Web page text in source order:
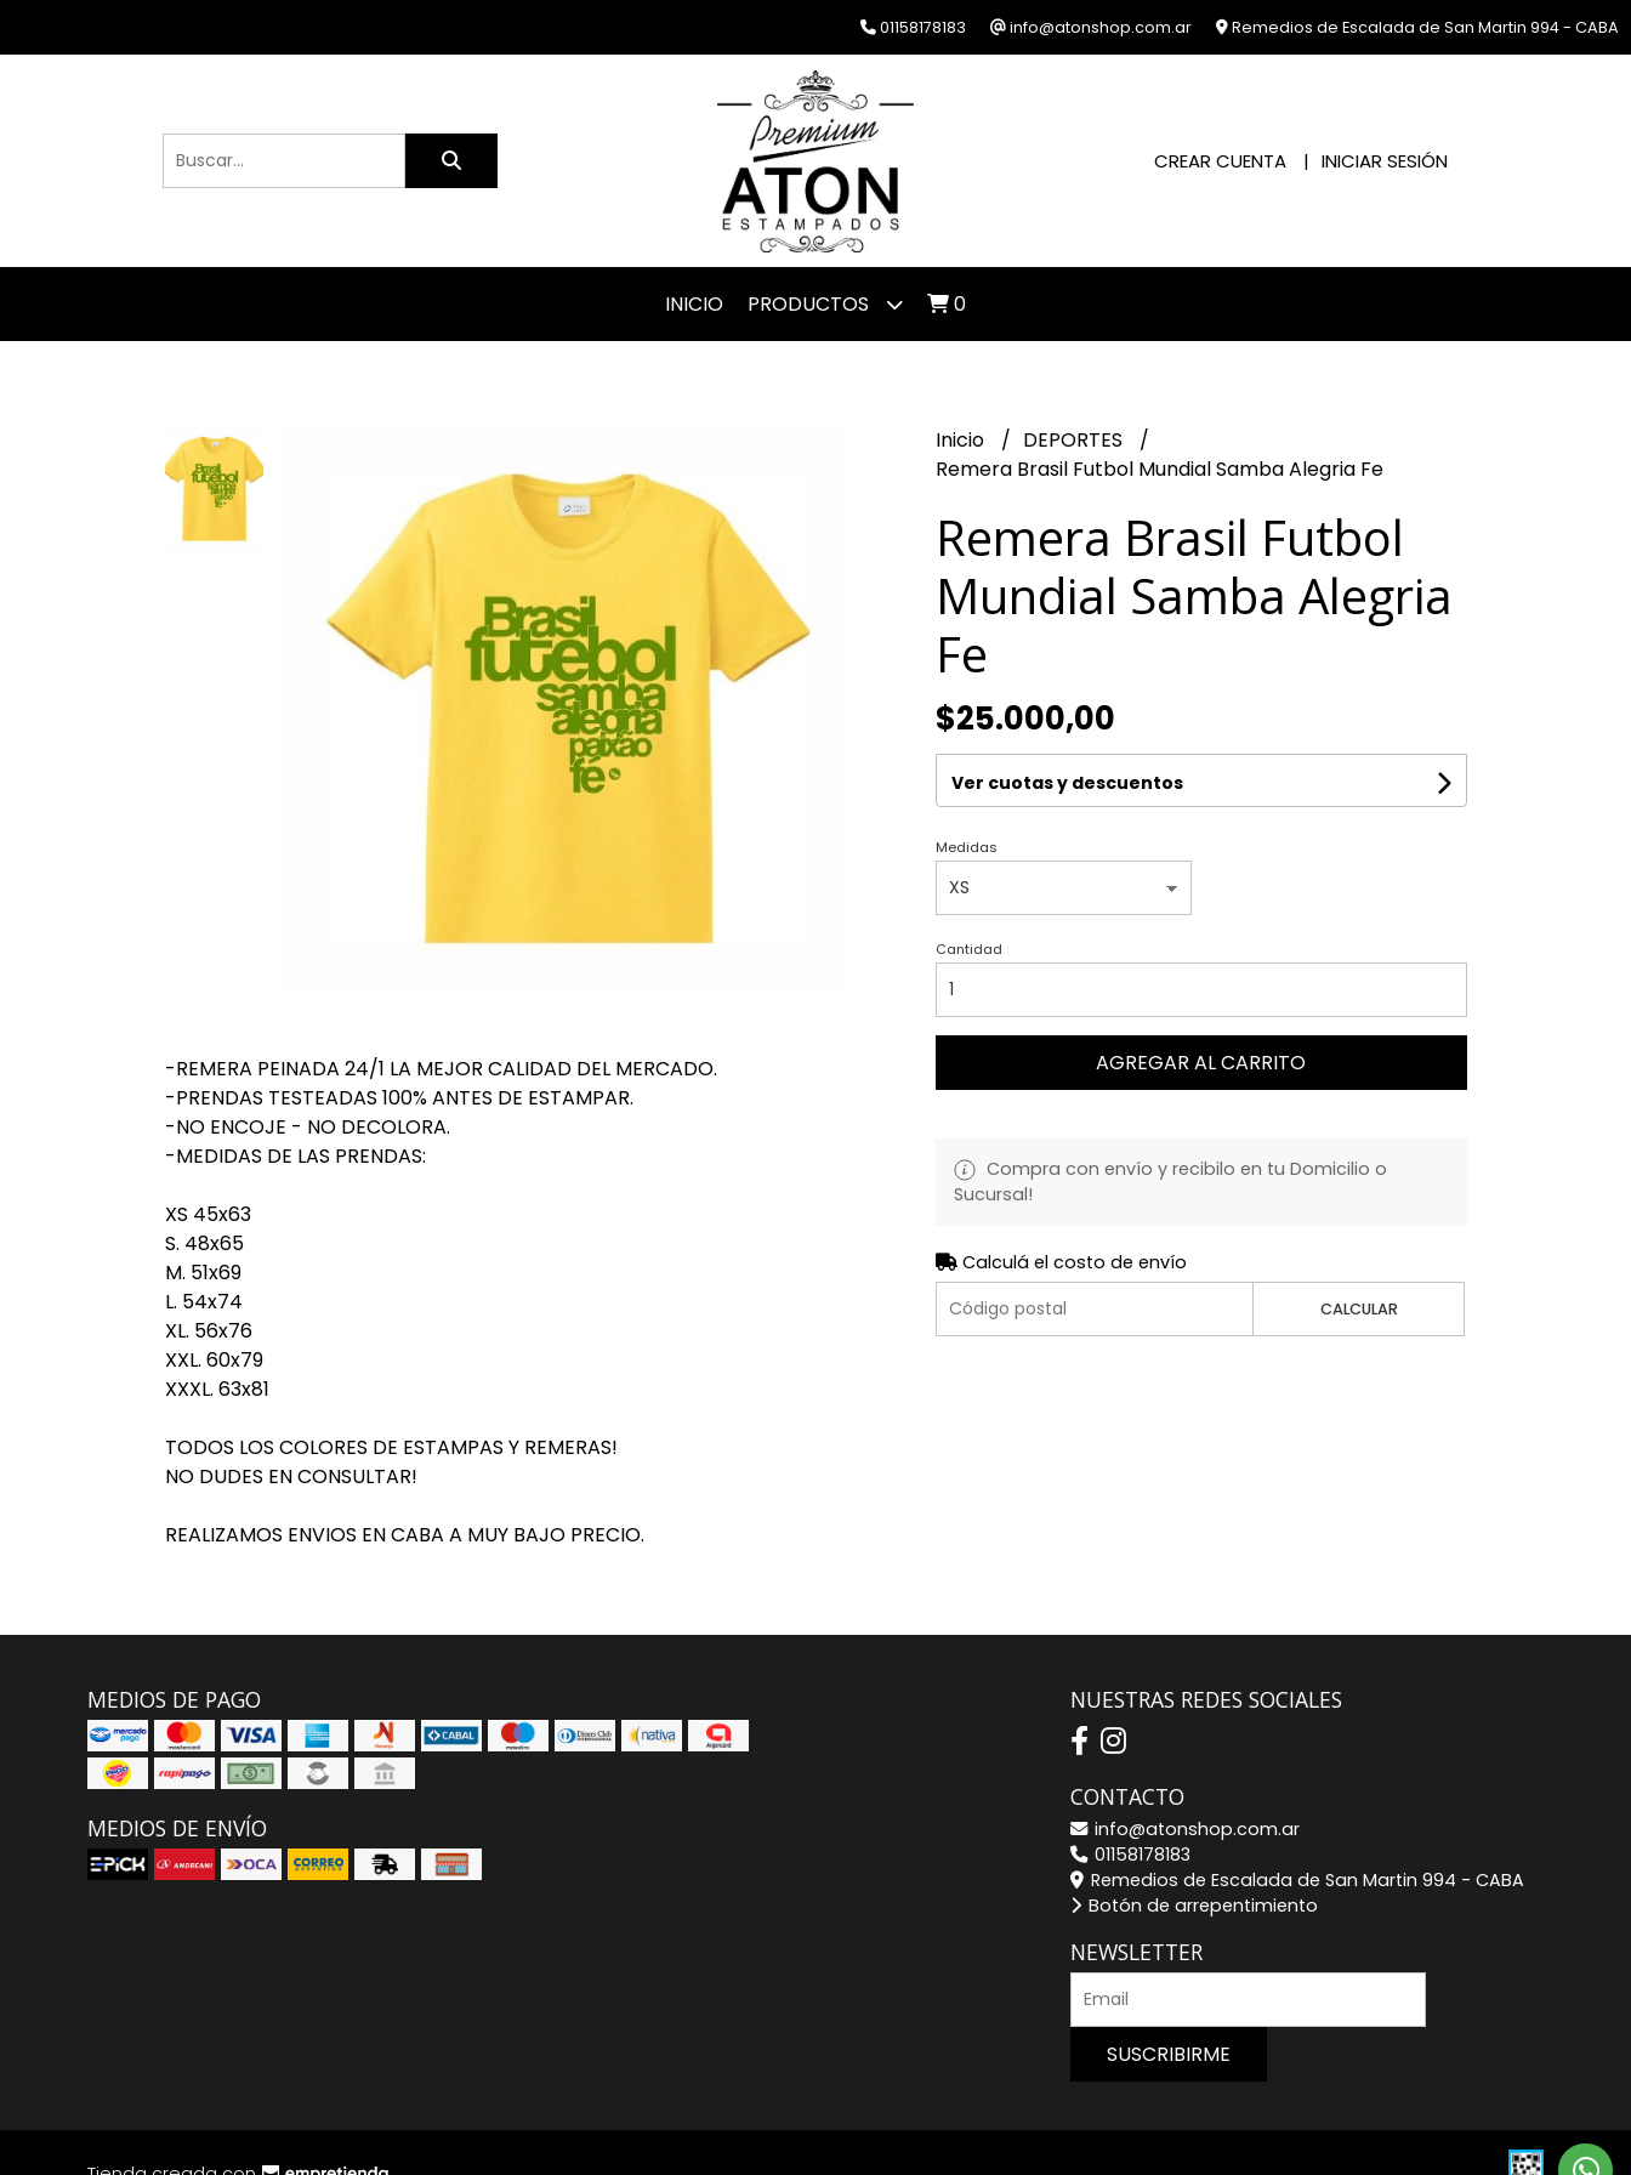
01158178183 info@atonshop.com.ar Remedios de Escalada de San Martin 994 - CABA
CREAR CUENTA INICIAR SESIÓN
INICIO PRODUCTOS 0
-REMERA PEINADA 24/1 LA MEJOR CALIDAD DEL MERCADO.
-PRENDAS TESTEADAS 100% ANTES DE ESTAMPAR.
-NO ENCOJE - NO DECOLORA.
-MEDIDAS DE LAS PRENDAS:
XS 45x63
S. 48x65
M. 51x69
L. 54x74
XL. 56x76
XXL. 60x79
XXXL. 63x81
TODOS LOS COLORES DE ESTAMPAS Y REMERAS!
NO DUDES EN CONSULTAR!
REALIZAMOS ENVIOS EN CABA A MUY BAJO PRECIO.
Inicio
DEPORTES
Remera Brasil Futbol Mundial Samba Alegria Fe
Remera Brasil Futbol
Mundial Samba Alegria
Fe
$25.000,00
Ver cuotas y descuentos
Medidas
Cantidad
AGREGAR AL CARRITO
Compra con envío y recibilo en tu Domicilio o
Sucursal!
Calculá el costo de envío
CALCULAR
MEDIOS DE PAGO
MEDIOS DE ENVÍO
NUESTRAS REDES SOCIALES
CONTACTO
info@atonshop.com.ar
01158178183
Remedios de Escalada de San Martin 994 - CABA
Botón de arrepentimiento
NEWSLETTER
SUSCRIBIRME